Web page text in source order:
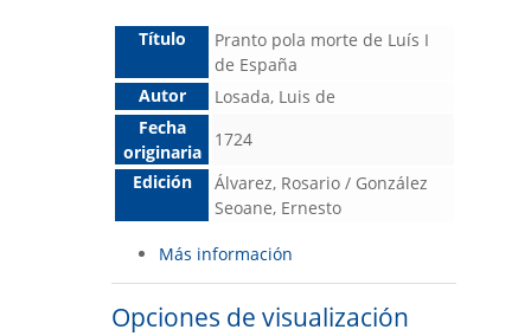
Título
Pranto pola morte de Luís I
de España
Autor
Losada, Luis de
Fecha
originaria
1724
Edición
Álvarez, Rosario / González
Seoane, Ernesto
Más información
Opciones de visualización